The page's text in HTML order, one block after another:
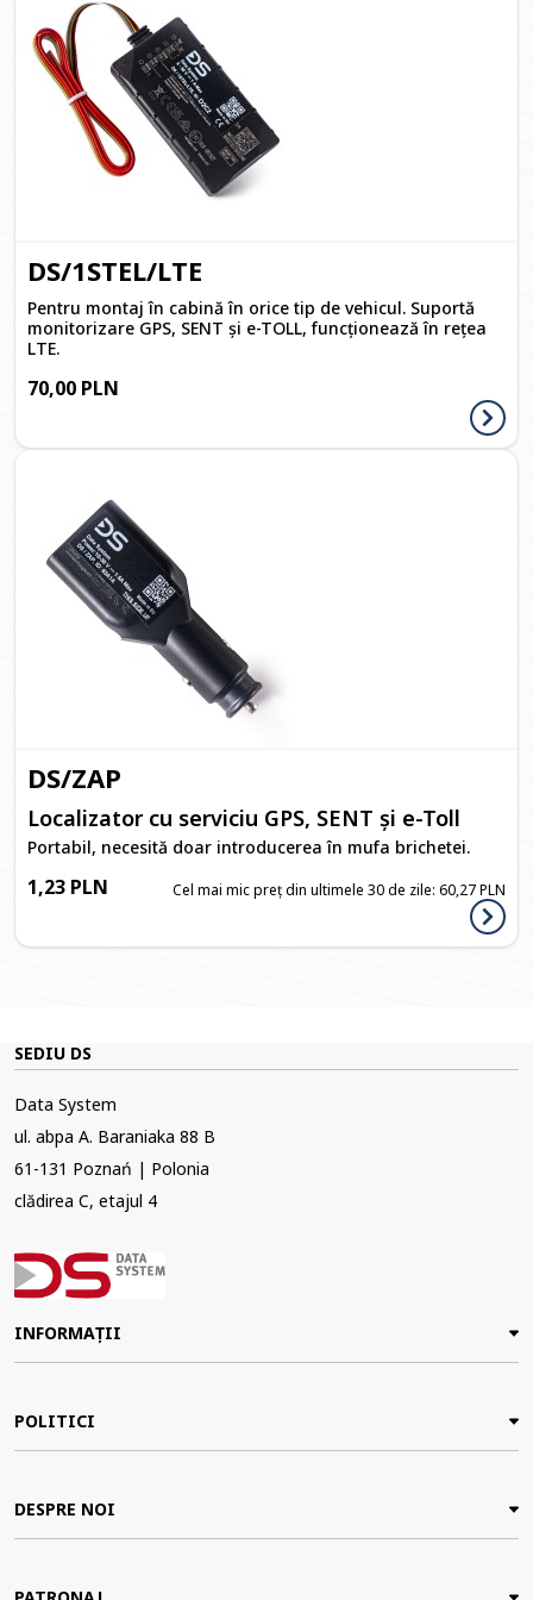
DS/1STEL/LTE
Pentru montaj în cabină în orice tip de vehicul. Suportă
monitorizare GPS, SENT și e-TOLL, funcționează în rețea
LTE.
70,00 PLN
DS/ZAP
Localizator cu serviciu GPS, SENT și e-Toll
Portabil, necesită doar introducerea în mufa brichetei.
1,23 PLN Cel mai mic preț din ultimele 30 de zile: 60,27 PLN
SEDIU DS
Data System
ul. abpa A. Baraniaka 88 B
61-131 Poznań | Polonia
clădirea C, etajul 4
INFORMAȚII
POLITICI
DESPRE NOI